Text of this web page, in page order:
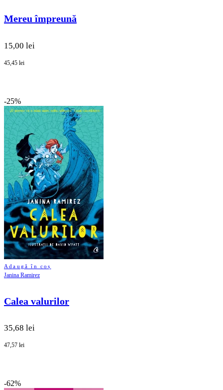
Mereu împreună
15,00 lei
45,45 lei
-25%
Adaugă în coș
Janina Ramirez
Calea valurilor
35,68 lei
47,57 lei
-62%